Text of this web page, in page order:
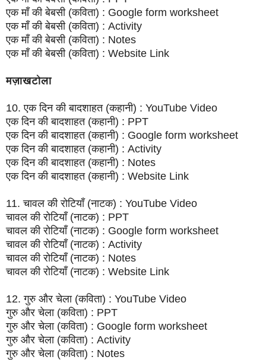
एक माँ की बेबसी (कविता) : Google form worksheet
एक माँ की बेबसी (कविता) : Activity
एक माँ की बेबसी (कविता) : Notes
एक माँ की बेबसी (कविता) : Website Link
मज़ाखटोला
10. एक दिन की बादशाहत (कहानी) : YouTube Video
एक दिन की बादशाहत (कहानी) : PPT
एक दिन की बादशाहत (कहानी) : Google form worksheet
एक दिन की बादशाहत (कहानी) : Activity
एक दिन की बादशाहत (कहानी) : Notes
एक दिन की बादशाहत (कहानी) : Website Link
11. चावल की रोटियाँ (नाटक) : YouTube Video
चावल की रोटियाँ (नाटक) : PPT
चावल की रोटियाँ (नाटक) : Google form worksheet
चावल की रोटियाँ (नाटक) : Activity
चावल की रोटियाँ (नाटक) : Notes
चावल की रोटियाँ (नाटक) : Website Link
12. गुरु और चेला (कविता) : YouTube Video
गुरु और चेला (कविता) : PPT
गुरु और चेला (कविता) : Google form worksheet
गुरु और चेला (कविता) : Activity
गुरु और चेला (कविता) : Notes